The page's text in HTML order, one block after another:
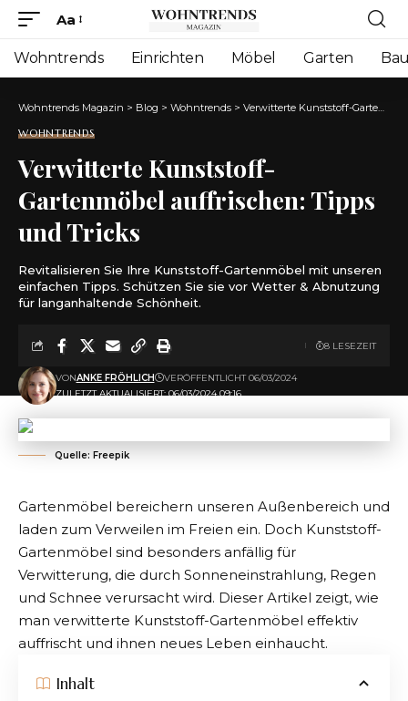
Font
Resizer
Aa
Wohntrends Einrichten Möbel Garten
Wohntrends Magazin > Blog > Wohntrends > Verwitterte Kunststoff-Gartenmöbel auffrischen: Tipps und Tricks
WOHNTRENDS
Verwitterte Kunststoff-
Gartenmöbel auffrischen: Tipps
und Tricks
Revitalisieren Sie Ihre Kunststoff-Gartenmöbel mit unseren
einfachen Tipps. Schützen Sie sie vor Wetter & Abnutzung
für langanhaltende Schönheit.
ZULETZT AKTUALISIERT: 06/03/2024 09:16
VONANKE FRÖHLICH VERÖFFENTLICHT 06/03/2024
8 LESEZEIT
Quelle: Freepik
Gartenmöbel bereichern unseren Außenbereich und
laden zum Verweilen im Freien ein. Doch Kunststoff-
Gartenmöbel sind besonders anfällig für
Verwitterung, die durch Sonneneinstrahlung, Regen
und Schnee verursacht wird. Dieser Artikel zeigt, wie
man verwitterte Kunststoff-Gartenmöbel effektiv
auffrischt und ihnen neues Leben einhaucht.
Inhalt